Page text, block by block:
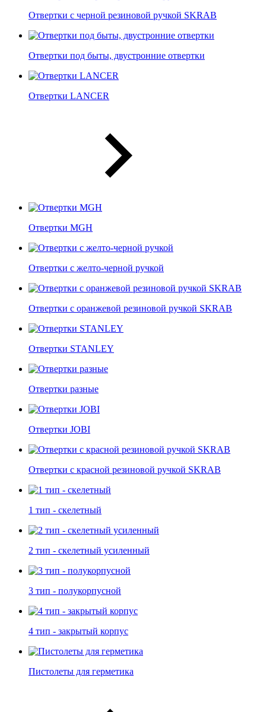
Отвертки c черной резиновой ручкой SKRAB
Отвертки под быты, двустронние отвертки
Отвертки LANCER
Отвертки MGH
Отвертки с желто-черной ручкой
Отвертки c оранжевой резиновой ручкой SKRAB
Отвертки STANLEY
Отвертки разные
Отвертки JOBI
Отвертки c красной резиновой ручкой SKRAB
1 тип - скелетный
2 тип - скелетный усиленный
3 тип - полукорпусной
4 тип - закрытый корпус
Пистолеты для герметика